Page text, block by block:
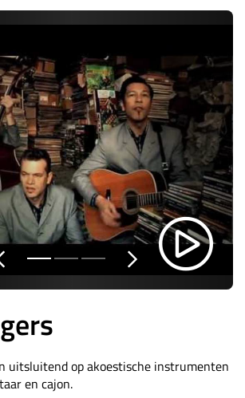
uitsluitend op akoestische instrumenten
en cajon.